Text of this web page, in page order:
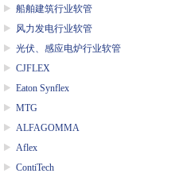
船舶建筑行业软管
风力发电行业软管
光伏、感应电炉行业软管
CJFLEX
Eaton Synflex
MTG
ALFAGOMMA
Aflex
ContiTech